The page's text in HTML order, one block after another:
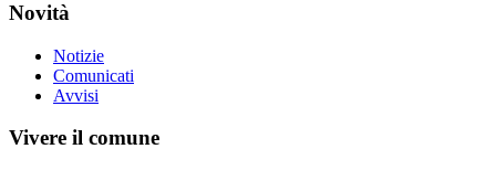
Novità
Notizie
Comunicati
Avvisi
Vivere il comune